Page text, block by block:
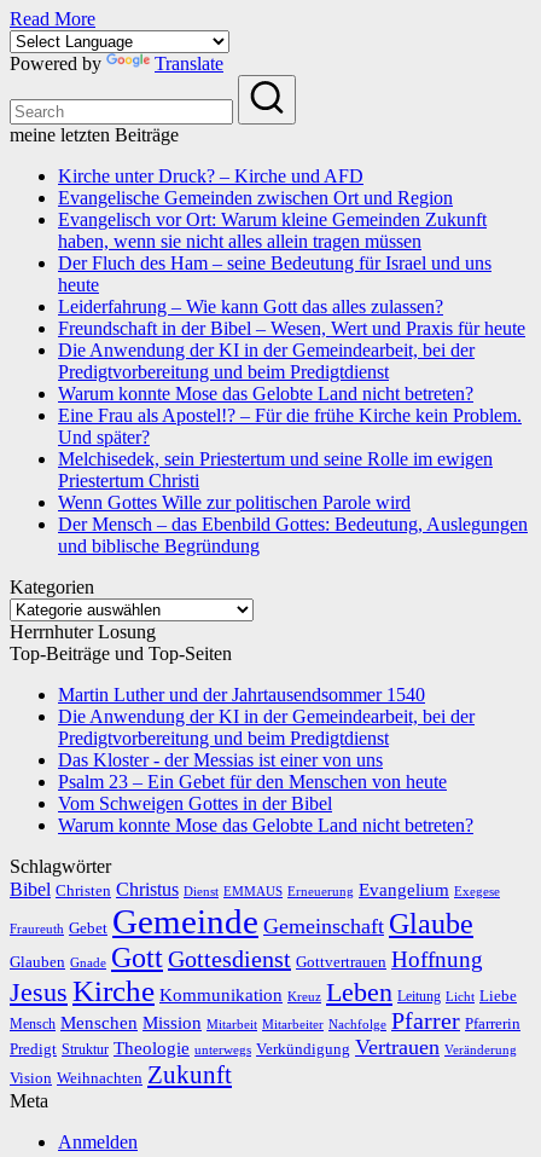
Read More
Powered by Translate
meine letzten Beiträge
Kirche unter Druck? – Kirche und AFD
Evangelische Gemeinden zwischen Ort und Region
Evangelisch vor Ort: Warum kleine Gemeinden Zukunft
haben, wenn sie nicht alles allein tragen müssen
Der Fluch des Ham – seine Bedeutung für Israel und uns
heute
Leiderfahrung – Wie kann Gott das alles zulassen?
Freundschaft in der Bibel – Wesen, Wert und Praxis für heute
Die Anwendung der KI in der Gemeindearbeit, bei der
Predigtvorbereitung und beim Predigtdienst
Warum konnte Mose das Gelobte Land nicht betreten?
Eine Frau als Apostel!? – Für die frühe Kirche kein Problem.
Und später?
Melchisedek, sein Priestertum und seine Rolle im ewigen
Priestertum Christi
Wenn Gottes Wille zur politischen Parole wird
Der Mensch – das Ebenbild Gottes: Bedeutung, Auslegungen
und biblische Begründung
Kategorien
Kategorien
Herrnhuter Losung
Top-Beiträge und Top-Seiten
Martin Luther und der Jahrtausendsommer 1540
Die Anwendung der KI in der Gemeindearbeit, bei der
Predigtvorbereitung und beim Predigtdienst
Das Kloster - der Messias ist einer von uns
Psalm 23 – Ein Gebet für den Menschen von heute
Vom Schweigen Gottes in der Bibel
Warum konnte Mose das Gelobte Land nicht betreten?
Schlagwörter
Bibel Christen Christus Dienst EMMAUS Erneuerung Evangelium Exegese
Fraureuth Gebet Gemeinde Gemeinschaft Glaube
Glauben Gnade GottGottesdienst Gottvertrauen Hoffnung
Jesus Kirche Kommunikation Kreuz Leben Leitung Licht Liebe
Mensch Menschen Mission Mitarbeit Mitarbeiter Nachfolge Pfarrer Pfarrerin
Predigt Struktur Theologie unterwegs Verkündigung Vertrauen Veränderung
Vision Weihnachten Zukunft
Meta
Anmelden